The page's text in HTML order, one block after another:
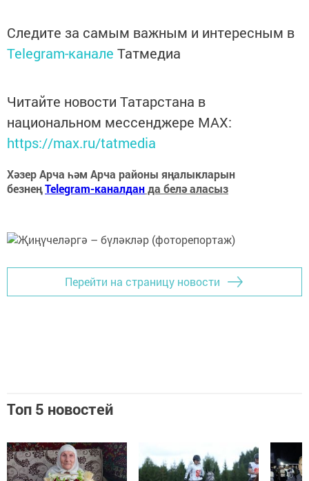
Следите за самым важным и интересным в
Telegram-канале Татмедиа
Читайте новости Татарстана в
национальном мессенджере MАХ:
https://max.ru/tatmedia
Хәзер Арча һәм Арча районы яңалыкларын
безнеңTelegram-каналданда белә аласыз
Перейти на страницу новости
Топ 5 новостей